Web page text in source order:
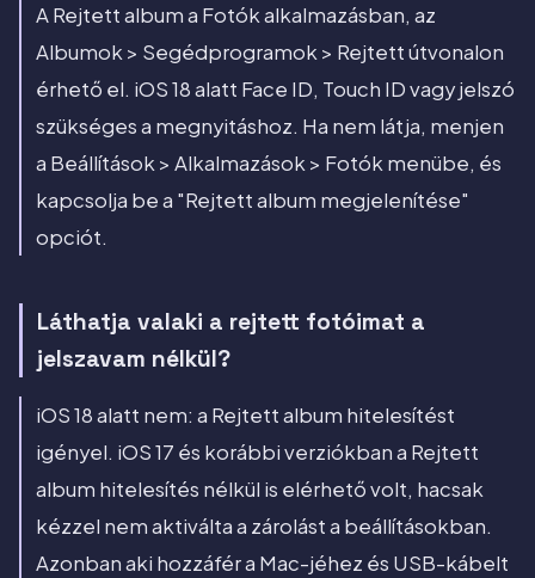
A Rejtett album a Fotók alkalmazásban, az
Albumok > Segédprogramok > Rejtett útvonalon
érhető el. iOS 18 alatt Face ID, Touch ID vagy jelszó
szükséges a megnyitáshoz. Ha nem látja, menjen
a Beállítások > Alkalmazások > Fotók menübe, és
kapcsolja be a "Rejtett album megjelenítése"
opciót.
Láthatja valaki a rejtett fotóimat a
jelszavam nélkül?
iOS 18 alatt nem: a Rejtett album hitelesítést
igényel. iOS 17 és korábbi verziókban a Rejtett
album hitelesítés nélkül is elérhető volt, hacsak
kézzel nem aktiválta a zárolást a beállításokban.
Azonban aki hozzáfér a Mac-jéhez és USB-kábelt